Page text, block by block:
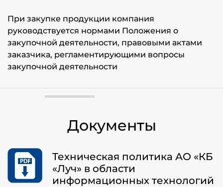
При закупке продукции компания
руководствуется нормами Положения о
закупочной деятельности, правовыми актами
заказчика, регламентирующими вопросы
закупочной деятельности
Документы
Техническая политика АО «КБ
«Луч» в области
информационных технологий